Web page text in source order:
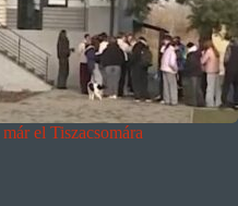
el Tiszacsomára